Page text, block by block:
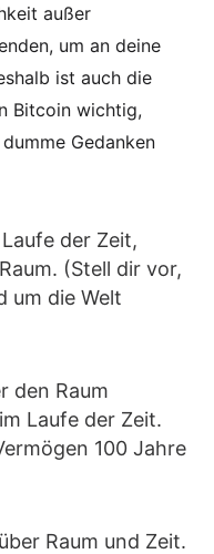
außer
um an deine
ist auch die
Bitcoin wichtig,
Gedanken
der Zeit,
(Stell dir vor,
um die Welt
den Raum
Laufe der Zeit.
100 Jahre
Raum und Zeit.